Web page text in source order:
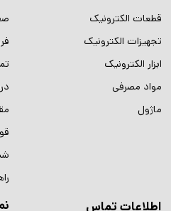
قطعات الکترونیک
تجهیزات الکترونیک
ابزار الکترونیک
مواد مصرفی
ماژول
اطلاعات تماس